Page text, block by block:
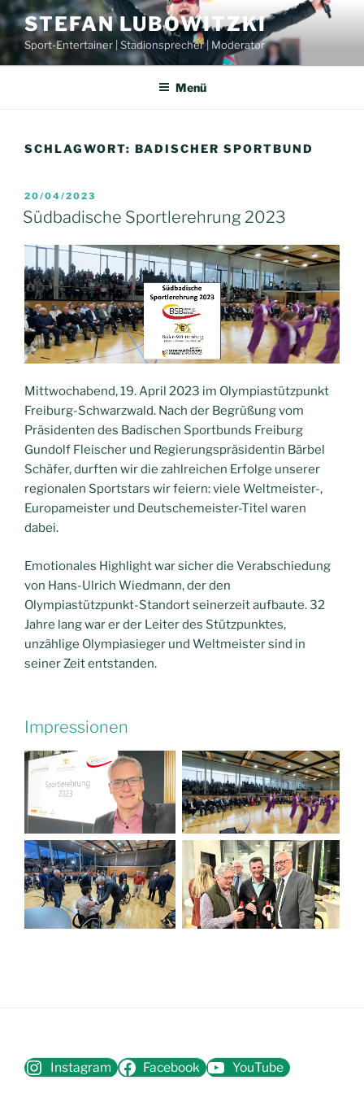
Zum
Inhalt
springen
STEFAN LUBOWITZKI
Sport-Entertainer | Stadionsprecher | Moderator
Menü
SCHLAGWORT: BADISCHER SPORTBUND
VERÖFFENTLICHT
AM
20/04/2023
Südbadische Sportlerehrung 2023
Mittwochabend, 19. April 2023 im Olympiastützpunkt
Freiburg-Schwarzwald. Nach der Begrüßung vom
Präsidenten des Badischen Sportbunds Freiburg
Gundolf Fleischer und Regierungspräsidentin Bärbel
Schäfer, durften wir die zahlreichen Erfolge unserer
regionalen Sportstars wir feiern: viele Weltmeister-,
Europameister und Deutschemeister-Titel waren
dabei.
Emotionales Highlight war sicher die Verabschiedung
von Hans-Ulrich Wiedmann, der den
Olympiastützpunkt-Standort seinerzeit aufbaute. 32
Jahre lang war er der Leiter des Stützpunktes,
unzählige Olympiasieger und Weltmeister sind in
seiner Zeit entstanden.
Impressionen
Instagram Facebook YouTube